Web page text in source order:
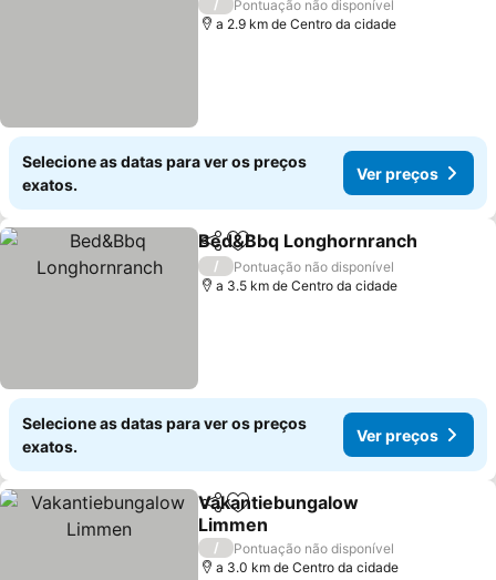
/
Pontuação não disponível
a 2.9 km de Centro da cidade
Selecione as datas para ver os preços
exatos.
Ver preços
PartilharAdicionar aos favoritos
Bed&Bbq Longhornranch
/
Pontuação não disponível
a 3.5 km de Centro da cidade
Selecione as datas para ver os preços
exatos.
Ver preços
PartilharAdicionar aos favoritos
Vakantiebungalow
Limmen
Ver preços
/
Pontuação não disponível
a 3.0 km de Centro da cidade